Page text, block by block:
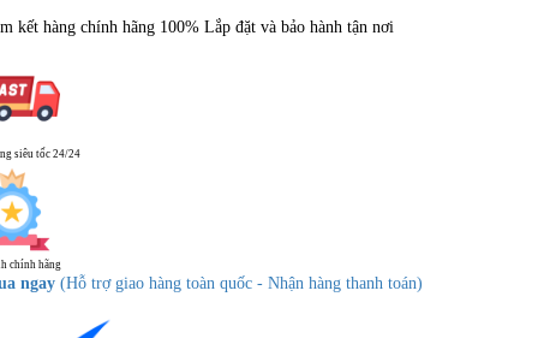
kết hàng chính hãng 100% Lắp đặt và bảo hành tận nơi
siêu tốc 24/24
chính hãng
ngay (Hỗ trợ giao hàng toàn quốc - Nhận hàng thanh toán)